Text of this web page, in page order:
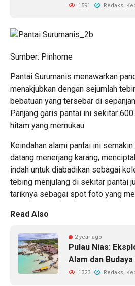
1591 Redaksi
Sumber: Pinhome
Pantai Surumanis menawarkan
menakjubkan dengan sejumlah
bebatuan yang tersebar di
Panjang garis pantai ini sekitar
hitam yang memukau.
Keindahan alami pantai ini
datang menerjang karang,
indah untuk diabadikan sebagai
tebing menjulang di sekitar pantai
tariknya sebagai spot foto yang
Read Also
2 year ago
Pulau Nias:
Alam dan
1323 Redaksi